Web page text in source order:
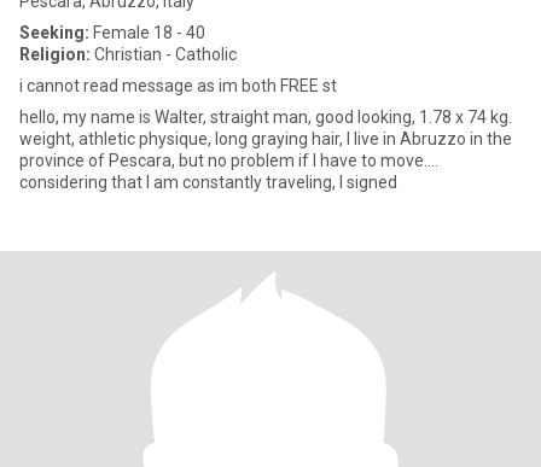
Seeking: Female 18 - 40
Religion: Christian - Catholic
i cannot read message as im both FREE st
hello, my name is Walter, straight man, good looking, 1.78 x 74 kg.
weight, athletic physique, long graying hair, I live in Abruzzo in the
province of Pescara, but no problem if I have to move....
considering that I am constantly traveling, I signed